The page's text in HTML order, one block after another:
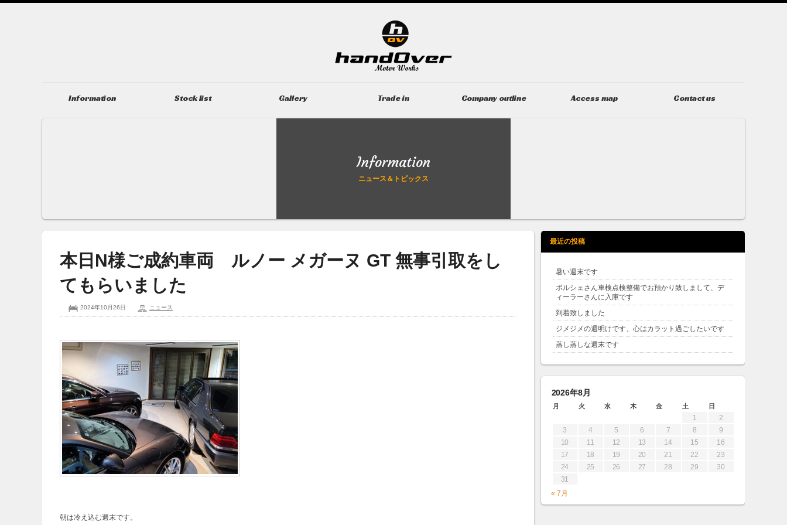
Information Stock list Gallery Trade in Company outline Access map Contact us
Information
ニュース＆トピックス
本日N様ご成約車両 ルノー メガーヌ GT 無事引取をし
てもらいました
2024年10月26日 ニュース
朝は冷え込む週末です。
最近の投稿
暑い週末です
ポルシェさん車検点検整備でお預かり致しまして、デ
ィーラーさんに入庫です
到着致しました
ジメジメの週明けです、心はカラット過ごしたいです
蒸し蒸しな週末です
2026年8月
月 火 水 木 金 土 日
1
2
3
4 5 6 7 8
9
10
11 12 13 14 15
16
17
18 19 20 21 22
23
24
25 26 27 28 29
30
31
« 7月